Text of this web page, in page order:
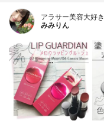
アラサー美容大好
みみりん